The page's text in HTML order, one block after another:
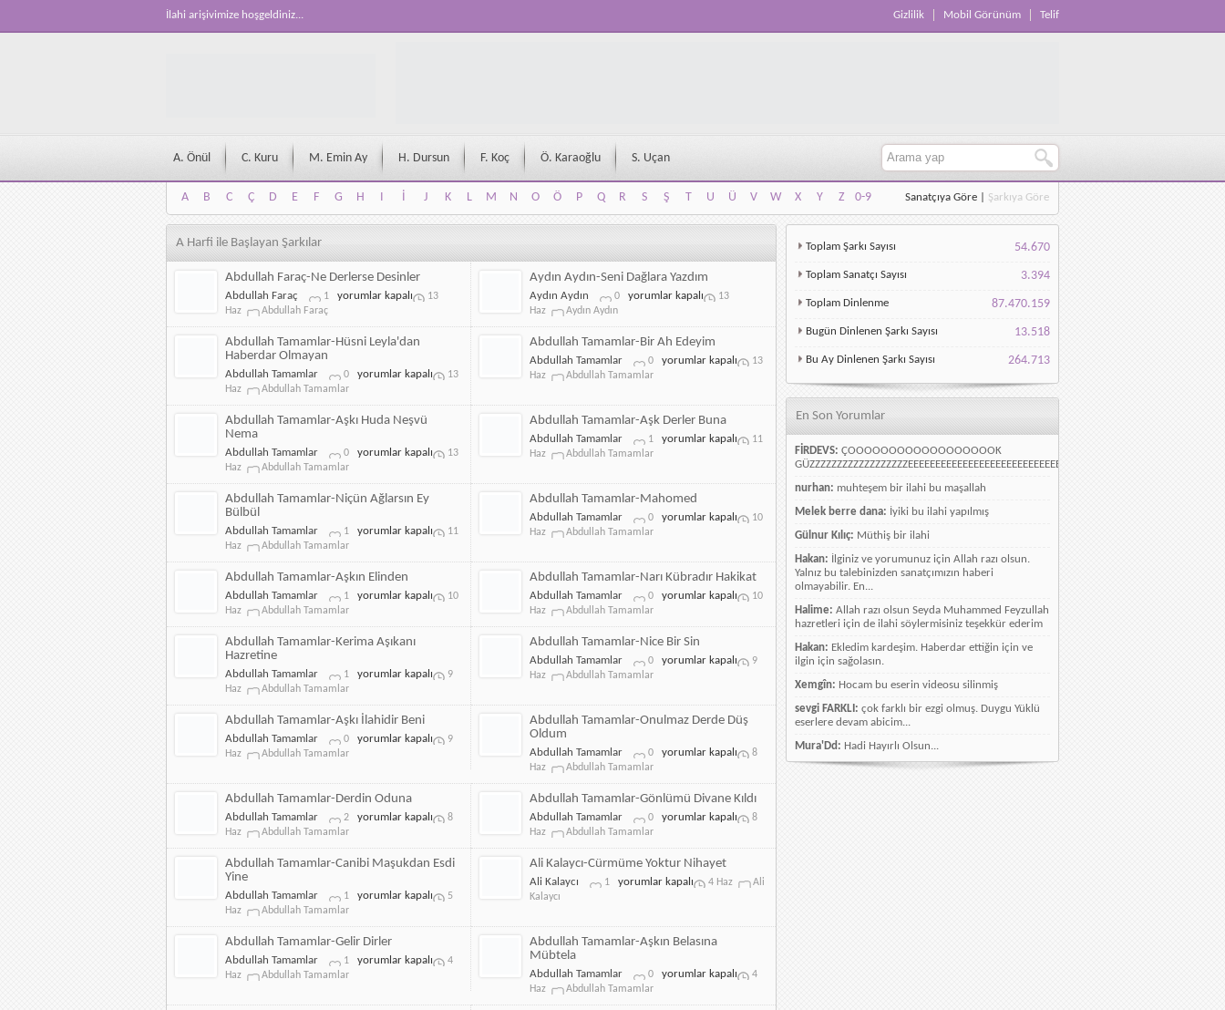
İlahi arişivimize hoşgeldiniz... Gizlilik Mobil Görünüm Telif
A. Önül C. Kuru M. Emin Ay H. Dursun F. Koç Ö. Karaoğlu S. Uçan
A B C Ç D E F G H I İ J K L M N O Ö P Q R S Ş T U Ü V W X Y Z
0-9
A
B C Ç D E F G H I İ J K L M N O Ö P Q R S Ş T U Ü V W X Y Z 0-9
Sanatçıya Göre Şarkıya Göre
A Harfi ile Başlayan Şarkılar
Abdullah Faraç-Ne Derlerse Desinler
Abdullah Faraç 1
Abdullah
Ne
Derlerse
için
yorumlar kapalı
13
Haz
Abdullah Faraç
Aydın Aydın-Seni Dağlara Yazdım
Aydın Aydın 0
Aydın
Seni
Dağlara
için
yorumlar kapalı
13
Haz
Aydın Aydın
Abdullah Tamamlar-Hüsni Leyla'dan
Haberdar Olmayan
Abdullah Tamamlar 0
Abdullah
Hüsni
Leyla'dan
Olmayan
için
yorumlar kapalı
13
Haz
Abdullah Tamamlar
Abdullah Tamamlar-Bir Ah Edeyim
Abdullah Tamamlar 0
Abdullah
Ah
Edeyim
yorumlar kapalı
13
Haz
Abdullah Tamamlar
Abdullah Tamamlar-Aşkı Huda Neşvü
Nema
Abdullah Tamamlar 0
Abdullah
Aşkı
Huda
için
yorumlar kapalı
13
Haz
Abdullah Tamamlar
Abdullah Tamamlar-Aşk Derler Buna
Abdullah Tamamlar 1
Abdullah
Derler
Buna
yorumlar kapalı
11
Haz
Abdullah Tamamlar
Abdullah Tamamlar-Niçün Ağlarsın Ey
Bülbül
Abdullah Tamamlar 1
Abdullah
Niçün
Ağlarsın
Bülbül
yorumlar kapalı
11
Haz
Abdullah Tamamlar
Abdullah Tamamlar-Mahomed
Abdullah Tamamlar 0
Abdullah
için
yorumlar kapalı
10
Haz
Abdullah Tamamlar
Abdullah Tamamlar-Aşkın Elinden
Abdullah Tamamlar 1
Abdullah
Aşkın
Elinden
yorumlar kapalı
10
Haz
Abdullah Tamamlar
Abdullah Tamamlar-Narı Kübradır Hakikat
Abdullah Tamamlar 0
Abdullah
Narı
Kübradır
için
yorumlar kapalı
10
Haz
Abdullah Tamamlar
Abdullah Tamamlar-Kerima Aşıkanı
Hazretine
Abdullah Tamamlar 1
Abdullah
Kerima
Aşıkanı
Hazretine
için
yorumlar kapalı
9
Haz
Abdullah Tamamlar
Abdullah Tamamlar-Nice Bir Sin
Abdullah Tamamlar 0
Abdullah
Bir
Sin
yorumlar kapalı
9
Haz
Abdullah Tamamlar
Abdullah Tamamlar-Aşkı İlahidir Beni
Abdullah Tamamlar 0
Abdullah
İlahidir
Beni
yorumlar kapalı
9
Haz
Abdullah Tamamlar
Abdullah Tamamlar-Onulmaz Derde Düş
Oldum
Abdullah Tamamlar 0
Abdullah
Onulmaz
Derde
Oldum
yorumlar kapalı
8
Haz
Abdullah Tamamlar
Abdullah Tamamlar-Derdin Oduna
Abdullah Tamamlar 2
Abdullah
Derdin
Oduna
yorumlar kapalı
8
Haz
Abdullah Tamamlar
Abdullah Tamamlar-Gönlümü Divane Kıldı
Abdullah Tamamlar 0
Abdullah
Gönlümü
Divane
Kıldı
için
yorumlar kapalı
8
Haz
Abdullah Tamamlar
Abdullah Tamamlar-Canibi Maşukdan Esdi
Yine
Abdullah Tamamlar 1
Abdullah
Canibi
Maşukdan
Yine
yorumlar kapalı
5
Haz
Abdullah Tamamlar
Ali Kalaycı-Cürmüme Yoktur Nihayet
Ali Kalaycı 1
Ali
Yoktur
Nihayet
yorumlar kapalı 4 Haz
Ali
Kalaycı
Abdullah Tamamlar-Gelir Dirler
Abdullah Tamamlar 1
Abdullah
Dirler
yorumlar kapalı
4
Haz
Abdullah Tamamlar
Abdullah Tamamlar-Aşkın Belasına
Mübtela
Abdullah Tamamlar 0
Abdullah
Aşkın
yorumlar kapalı
4
Haz
Abdullah Tamamlar
Toplam Şarkı Sayısı 54.670
Toplam Sanatçı Sayısı 3.394
Toplam Dinlenme 87.470.159
Bugün Dinlenen Şarkı Sayısı 13.518
Bu Ay Dinlenen Şarkı Sayısı 264.713
En Son Yorumlar
FİRDEVS: ÇOOOOOOOOOOOOOOOOOOK
GÜZZZZZZZZZZZZZZZZZZEEEEEEEEEEEEEEEEEEEEEEEEEEEEELLLLLLLLLLLLLLLLLLLLLLLL
nurhan: muhteşem bir ilahi bu maşallah
Melek berre dana: İyiki bu ilahi yapılmış
Gülnur Kılıç: Müthiş bir ilahi
Hakan: İlginiz ve yorumunuz için Allah razı olsun.
Yalnız bu talebinizden sanatçımızın haberi
olmayabilir. En...
Halime: Allah razı olsun Seyda Muhammed Feyzullah
hazretleri için de ilahi söylermisiniz teşekkür ederim
Hakan: Ekledim kardeşim. Haberdar ettiğin için ve
ilgin için sağolasın.
Xemgîn: Hocam bu eserin videosu silinmiş
sevgi FARKLI: çok farklı bir ezgi olmuş. Duygu Yüklü
eserlere devam abicim...
Mura'Dd: Hadi Hayırlı Olsun...